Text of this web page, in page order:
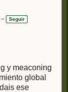
– Seguir
y meaconing
global
ese